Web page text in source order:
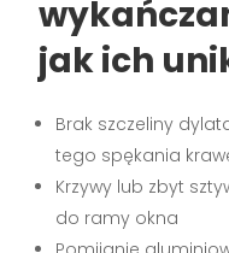
jak ich
Brak szczeliny
tego spękania
Krzywy lub zbyt
do ramy okna